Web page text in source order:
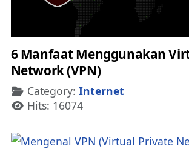
6 Manfaat Menggunakan
Network (VPN)
Details
Category: Internet
Hits: 16074